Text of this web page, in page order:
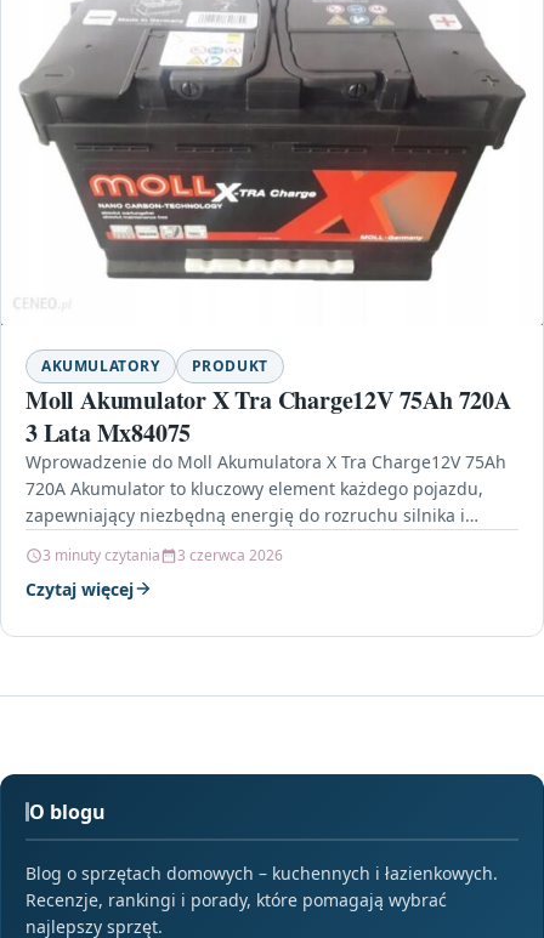
AKUMULATORY PRODUKT
Moll Akumulator X Tra Charge12V 75Ah 720A
3 Lata Mx84075
Wprowadzenie do Moll Akumulatora X Tra Charge12V 75Ah
720A Akumulator to kluczowy element każdego pojazdu,
zapewniający niezbędną energię do rozruchu silnika i
3 minuty czytania 3 czerwca 2026
Czytaj więcej
O blogu
Blog o sprzętach domowych – kuchennych i łazienkowych.
Recenzje, rankingi i porady, które pomagają wybrać
najlepszy sprzęt.